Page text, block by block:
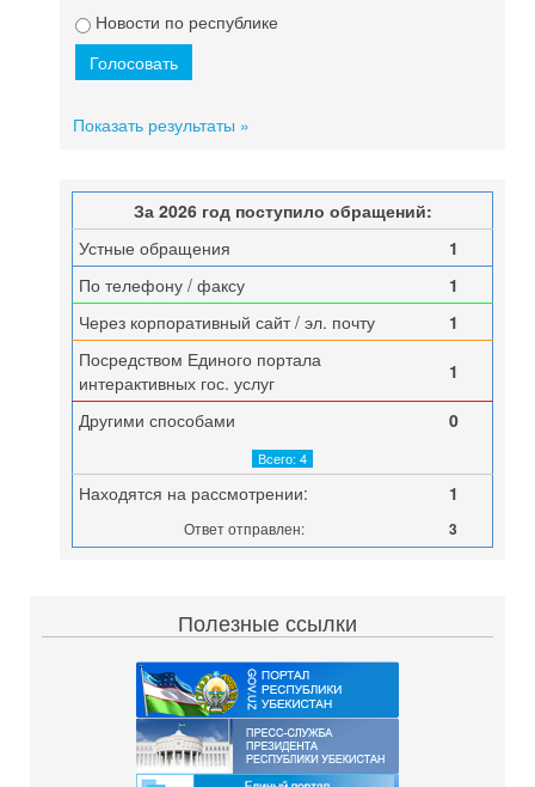
Новости по республике
Показать результаты »
За 2026 год поступило обращений:
Устные обращения
1
По телефону / факсу
1
Через корпоративный сайт / эл. почту
1
Посредством Единого портала
интерактивных гос. услуг
1
Другими способами 0
Всего: 4
Находятся на рассмотрении: 1
Ответ отправлен: 3
Полезные ссылки